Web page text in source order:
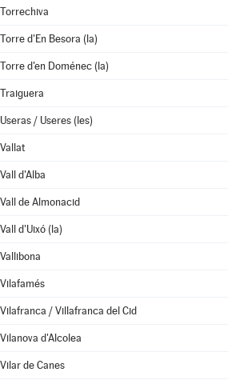
Torrechiva
Torre d'En Besora (la)
Torre d'en Doménec (la)
Traiguera
Useras / Useres (les)
Vallat
Vall d'Alba
Vall de Almonacid
Vall d'Uixó (la)
Vallibona
Vilafamés
Vilafranca / Villafranca del Cid
Vilanova d'Alcolea
Vilar de Canes